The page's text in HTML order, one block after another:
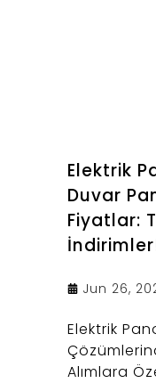
Elektrik
Duvar
Fiyatlar:
Jun 26,
Elektrik
Alımlara